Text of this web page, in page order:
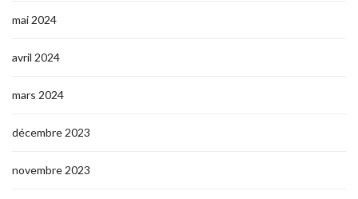
mai 2024
avril 2024
mars 2024
décembre 2023
novembre 2023